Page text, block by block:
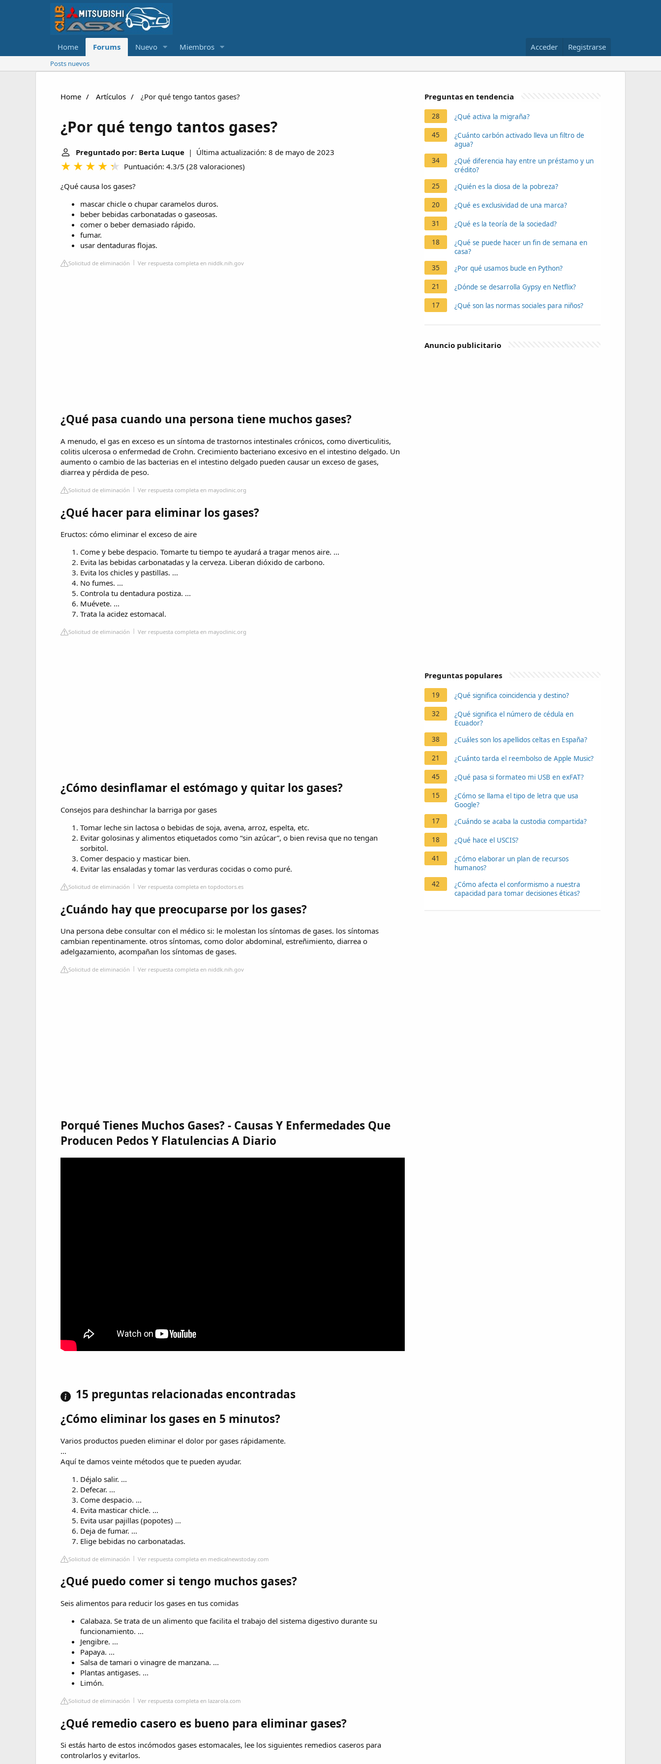
Home Forums Nuevo Miembros Acceder Registrarse
Posts nuevos
Home Artículos ¿Por qué tengo tantos gases?
¿Por qué tengo tantos gases?
Preguntado por: Berta Luque | Última actualización: 8 de mayo de 2023
Puntuación: 4.3/5 (28 valoraciones)
¿Qué causa los gases?
mascar chicle o chupar caramelos duros.
beber bebidas carbonatadas o gaseosas.
comer o beber demasiado rápido.
fumar.
usar dentaduras flojas.
Solicitud de eliminación Ver respuesta completa en niddk.nih.gov
¿Qué pasa cuando una persona tiene muchos gases?
A menudo, el gas en exceso es un síntoma de trastornos intestinales crónicos, como diverticulitis,
colitis ulcerosa o enfermedad de Crohn. Crecimiento bacteriano excesivo en el intestino delgado. Un
aumento o cambio de las bacterias en el intestino delgado pueden causar un exceso de gases,
diarrea y pérdida de peso.
Solicitud de eliminación Ver respuesta completa en mayoclinic.org
¿Qué hacer para eliminar los gases?
Eructos: cómo eliminar el exceso de aire
Come y bebe despacio. Tomarte tu tiempo te ayudará a tragar menos aire. ...
Evita las bebidas carbonatadas y la cerveza. Liberan dióxido de carbono.
Evita los chicles y pastillas. ...
No fumes. ...
Controla tu dentadura postiza. ...
Muévete. ...
Trata la acidez estomacal.
Solicitud de eliminación Ver respuesta completa en mayoclinic.org
¿Cómo desinflamar el estómago y quitar los gases?
Consejos para deshinchar la barriga por gases
Tomar leche sin lactosa o bebidas de soja, avena, arroz, espelta, etc.
Evitar golosinas y alimentos etiquetados como “sin azúcar”, o bien revisa que no tengan
sorbitol.
Comer despacio y masticar bien.
Evitar las ensaladas y tomar las verduras cocidas o como puré.
Solicitud de eliminación Ver respuesta completa en topdoctors.es
¿Cuándo hay que preocuparse por los gases?
Una persona debe consultar con el médico si: le molestan los síntomas de gases. los síntomas
cambian repentinamente. otros síntomas, como dolor abdominal, estreñimiento, diarrea o
adelgazamiento, acompañan los síntomas de gases.
Solicitud de eliminación Ver respuesta completa en niddk.nih.gov
Porqué Tienes Muchos Gases? - Causas Y Enfermedades Que
Producen Pedos Y Flatulencias A Diario
15 preguntas relacionadas encontradas
¿Cómo eliminar los gases en 5 minutos?
Varios productos pueden eliminar el dolor por gases rápidamente.
...
Aquí te damos veinte métodos que te pueden ayudar.
Déjalo salir. ...
Defecar. ...
Come despacio. ...
Evita masticar chicle. ...
Evita usar pajillas (popotes) ...
Deja de fumar. ...
Elige bebidas no carbonatadas.
Solicitud de eliminación Ver respuesta completa en medicalnewstoday.com
¿Qué puedo comer si tengo muchos gases?
Seis alimentos para reducir los gases en tus comidas
Calabaza. Se trata de un alimento que facilita el trabajo del sistema digestivo durante su
funcionamiento. ...
Jengibre. ...
Papaya. ...
Salsa de tamari o vinagre de manzana. ...
Plantas antigases. ...
Limón.
Solicitud de eliminación Ver respuesta completa en lazarola.com
¿Qué remedio casero es bueno para eliminar gases?
Si estás harto de estos incómodos gases estomacales, lee los siguientes remedios caseros para
controlarlos y evitarlos.
Preguntas en tendencia
28 ¿Qué activa la migraña?
45
¿Cuánto carbón activado lleva un filtro de
agua?
34
¿Qué diferencia hay entre un préstamo y un
crédito?
25
¿Quién es la diosa de la pobreza?
20 ¿Qué es exclusividad de una marca?
31 ¿Qué es la teoría de la sociedad?
18
¿Qué se puede hacer un fin de semana en
casa?
35
¿Por qué usamos bucle en Python?
21 ¿Dónde se desarrolla Gypsy en Netflix?
17 ¿Qué son las normas sociales para niños?
Anuncio publicitario
Preguntas populares
19 ¿Qué significa coincidencia y destino?
32
¿Qué significa el número de cédula en
Ecuador?
38
¿Cuáles son los apellidos celtas en España?
21 ¿Cuánto tarda el reembolso de Apple Music?
45 ¿Qué pasa si formateo mi USB en exFAT?
15
¿Cómo se llama el tipo de letra que usa
Google?
17
¿Cuándo se acaba la custodia compartida?
18 ¿Qué hace el USCIS?
41
¿Cómo elaborar un plan de recursos
humanos?
42
¿Cómo afecta el conformismo a nuestra
capacidad para tomar decisiones éticas?